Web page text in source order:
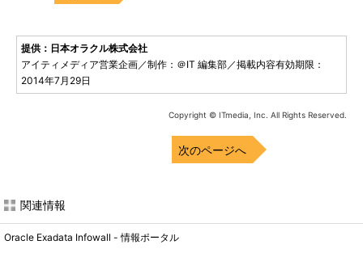
提供：日本オラクル株式会社
アイティメディア営業企画／制作：＠IT 編集部／掲載内容有効期限：
2014年7月29日
Copyright © ITmedia, Inc. All Rights Reserved.
次のページへ
関連情報
Oracle Exadata Infowall - 情報ポータル